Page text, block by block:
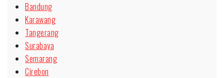
Bandung
Karawang
Tangerang
Surabaya
Semarang
Cirebon